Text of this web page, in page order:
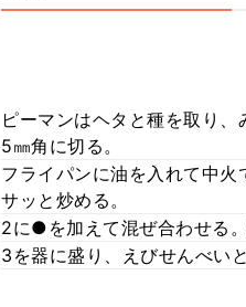
ピーマンはヘタと種を取り
5㎜角に切る。
フライパンに油を入れて中
サッと炒める。
2に●を加えて混ぜ合わせる
3を器に盛り、えびせんべい